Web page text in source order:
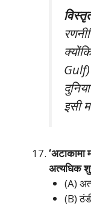
इसी
अत्यधिक
(A)
(B)